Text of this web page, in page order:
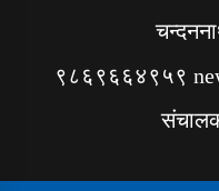
९८६९६६४९५९